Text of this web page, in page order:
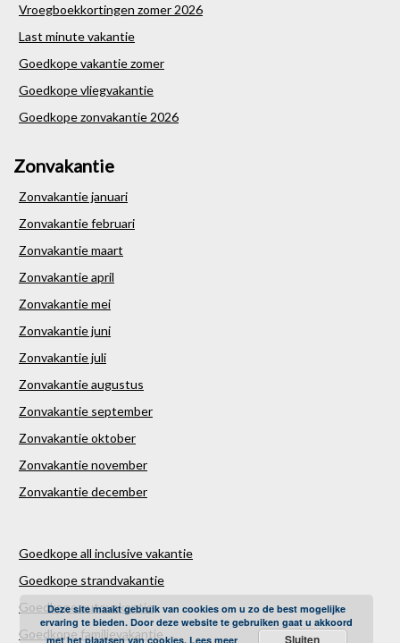
Vroegboekkortingen zomer 2026
Last minute vakantie
Goedkope vakantie zomer
Goedkope vliegvakantie
Goedkope zonvakantie 2026
Zonvakantie
Zonvakantie januari
Zonvakantie februari
Zonvakantie maart
Zonvakantie april
Zonvakantie mei
Zonvakantie juni
Zonvakantie juli
Zonvakantie augustus
Zonvakantie september
Zonvakantie oktober
Zonvakantie november
Zonvakantie december
Goedkope all inclusive vakantie
Goedkope strandvakantie
Goedkope autovakantie
Goedkope familievakantie
Deze site maakt gebruik van cookies om u zo de best mogelijke
ervaring te bieden. Door deze website te gebruiken gaat u akkoord
met het plaatsen van cookies. Lees meer Sluiten